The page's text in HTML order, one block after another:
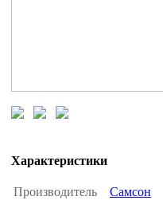
Характеристики
Производитель Самсон